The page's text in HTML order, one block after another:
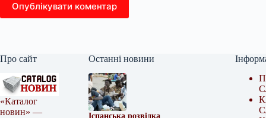
Опублікувати коментар
Про сайт
«Каталог
новин» —
Останні новини
Іспанська розвідка